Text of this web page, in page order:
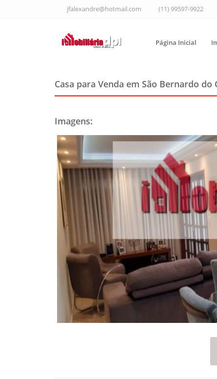
jfalexandre@hotmail.com (11) 99597-9922
Página Inicial
Casa para Venda em São Bernardo do
Imagens: